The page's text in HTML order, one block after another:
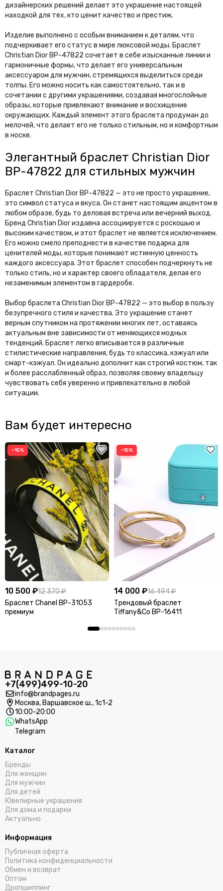
дизайнерских решений делает это украшение настоящей
находкой для тех, кто ценит качество и престиж.
Изделие выполнено с особым вниманием к деталям, что
подчеркивает его статус в мире люксовой моды. Браслет
Christian Dior BP-47822 сочетает в себе изысканные линии и
гармоничные формы, что делает его универсальным
аксессуаром для мужчин, стремящихся выделиться среди
толпы. Его можно носить как самостоятельно, так и в
сочетании с другими украшениями, создавая многослойные
образы, которые привлекают внимание и восхищение
окружающих. Каждый элемент этого браслета продуман до
мелочей, что делает его не только стильным, но и комфортным
в носке.
Элегантный браслет Christian Dior
BP-47822 для стильных мужчин
Браслет Christian Dior BP-47822 — это не просто украшение,
это символ статуса и вкуса. Он станет настоящим акцентом в
любом образе, будь то деловая встреча или вечерний выход.
Бренд Christian Dior издавна ассоциируется с роскошью и
высоким качеством, и этот браслет не является исключением.
Его можно смело преподнести в качестве подарка для
ценителей моды, которые понимают истинную ценность
каждого аксессуара. Этот браслет способен подчеркнуть не
только стиль, но и характер своего обладателя, делая его
незаменимым элементом в гардеробе.
Выбор браслета Christian Dior BP-47822 — это выбор в пользу
безупречного стиля и качества. Это украшение станет
верным спутником на протяжении многих лет, оставаясь
актуальным вне зависимости от меняющихся модных
тенденций. Браслет легко вписывается в различные
стилистические направления, будь то классика, кэжуал или
смарт-кэжуал. Он идеально дополнит как строгий костюм, так
и более расслабленный образ, позволяя своему владельцу
чувствовать себя уверенно и привлекательно в любой
ситуации.
Вам будет интересно
−15%
10 500 ₽12 370 ₽
Браслет Chanel BP-31053
премиум
−15%
14 000 ₽16 494 ₽
Трендовый браслет
Tiffany&Co BP-16411
+7(499)499-10-20
info@brandpages.ru
Москва, Варшавское ш., 1с1-2
10:00-20:00
WhatsApp
Telegram
Каталог
Бренды
Для женщин
Для мужчин
Для детей
Ювелирные украшения
Для дома и подарки
Актуально
Информация
Публичная оферта
Политика конфиденциальности
Обмен и возврат
Оптом
Дропшиппинг